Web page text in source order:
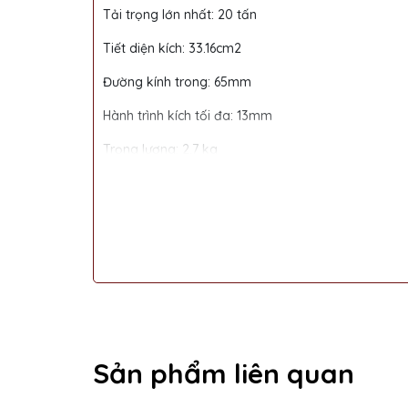
Tải trọng lớn nhất: 20 tấn
Tiết diện kích: 33.16cm2
Đường kính trong: 65mm
Hành trình kích tối đa: 13mm
Trọng lượng: 2.7 kg
Tải trọng lớn nhất: 30 tấn
Sản phẩm liên quan